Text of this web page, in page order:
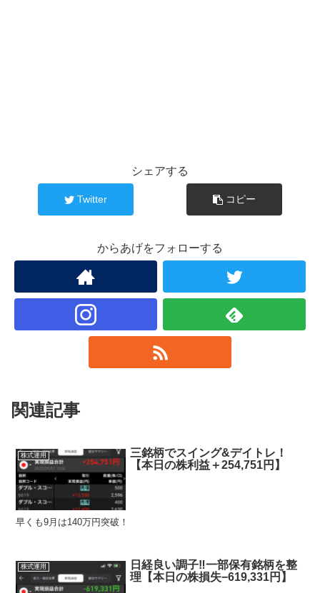
シェアする
Twitter コピー
からあげをフォローする
関連記事
株式運用
三銘柄でスイング&デイトレ！
【本日の株利益＋254,751円】
早くも9月は140万円突破！
株式運用
日経良い調子‼︎一部保有銘柄を整
理【本日の株損失−619,331円】